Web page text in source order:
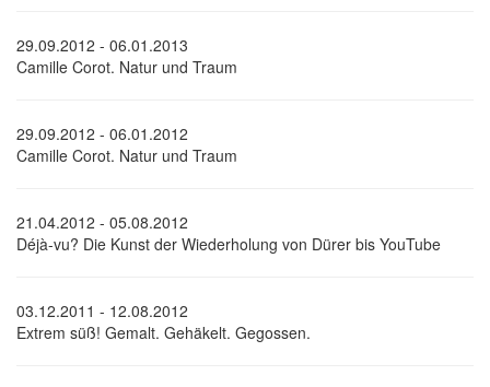
29.09.2012 - 06.01.2013
Camille Corot. Natur und Traum
29.09.2012 - 06.01.2012
Camille Corot. Natur und Traum
21.04.2012 - 05.08.2012
Déjà-vu? Die Kunst der Wiederholung von Dürer bis YouTube
03.12.2011 - 12.08.2012
Extrem süß! Gemalt. Gehäkelt. Gegossen.